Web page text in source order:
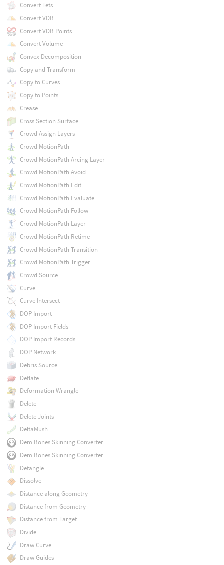
Convert Tets
Convert VDB
Convert VDB Points
Convert Volume
Convex Decomposition
Copy and Transform
Copy to Curves
Copy to Points
Crease
Cross Section Surface
Crowd Assign Layers
Crowd MotionPath
Crowd MotionPath Arcing Layer
Crowd MotionPath Avoid
Crowd MotionPath Edit
Crowd MotionPath Evaluate
Crowd MotionPath Follow
Crowd MotionPath Layer
Crowd MotionPath Retime
Crowd MotionPath Transition
Crowd MotionPath Trigger
Crowd Source
Curve
Curve Intersect
DOP Import
DOP Import Fields
DOP Import Records
DOP Network
Debris Source
Deflate
Deformation Wrangle
Delete
Delete Joints
DeltaMush
Dem Bones Skinning Converter
Dem Bones Skinning Converter
Detangle
Dissolve
Distance along Geometry
Distance from Geometry
Distance from Target
Divide
Draw Curve
Draw Guides